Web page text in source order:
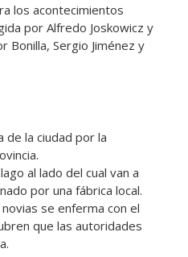
los acontecimientos
por Alfredo Joskowicz y
Sergio Jiménez y
de la ciudad por la
al lado del cual van a
por una fábrica local.
se enferma con el
que las autoridades